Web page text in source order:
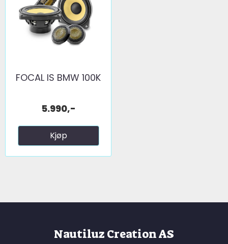
FOCAL IS BMW 100K
5.990,-
Kjøp
Nautiluz Creation AS